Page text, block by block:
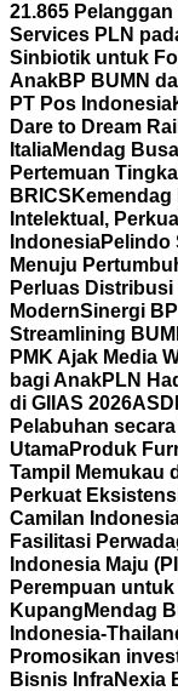
21.865
Services PLN
Sinbiotik untuk
AnakBP BUMN
PT Pos Indonesia
Dare to Dream
ItaliaMendag
Pertemuan
BRICS
Intelektual,
IndonesiaPelindo
Menuju
Perluas Distribusi
ModernSinergi
Streamlining
PMK Ajak Media
bagi AnakPLN
di GIIAS 2026
Pelabuhan
UtamaProduk
Tampil Memukau
Perkuat
Camilan
Fasilitasi
Indonesia Maju
Perempuan
Kupang Mendag
Indonesia-
Promosikan
Bisnis InfraNexia